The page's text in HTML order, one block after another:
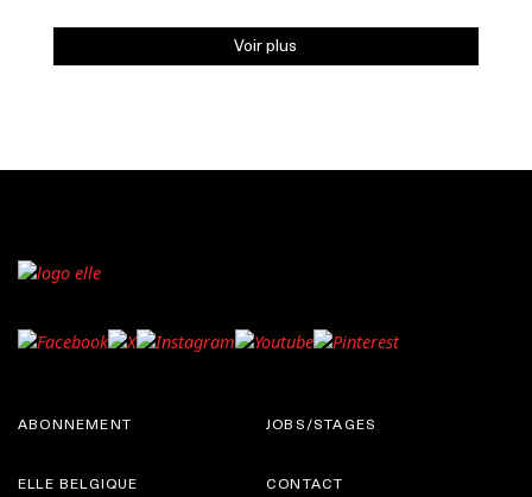
Voir plus
ABONNEMENT
ELLE BELGIQUE
JOBS/STAGES
CONTACT